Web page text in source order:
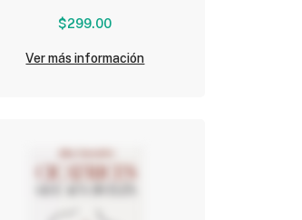
$299.00
Ver más información